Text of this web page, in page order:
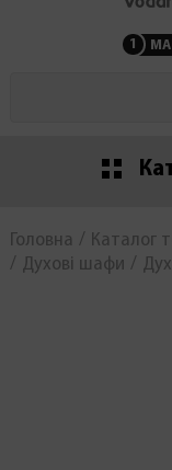
1
Головна Каталог
Духові шафи